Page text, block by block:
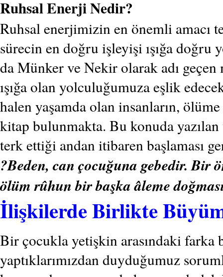
Ruhsal Enerji Nedir?
Ruhsal enerjimizin en önemli amacı
sürecin en doğru işleyişi ışığa
da Münker ve Nekir olarak adı
ışığa olan yolculuğumuza eşlik
halen yaşamda olan insanların,
kitap bulunmakta. Bu konuda
terk ettiği andan itibaren başlaması
?Beden, can çocuğuna gebedir. Bir
ölüm rûhun bir başka âleme
İlişkilerde Birlikte
Bir çocukla yetişkin arasındaki farka
yaptıklarımızdan duyduğumuz